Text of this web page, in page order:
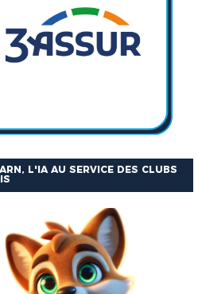
L'IA AU SERVICE DES CLUBS